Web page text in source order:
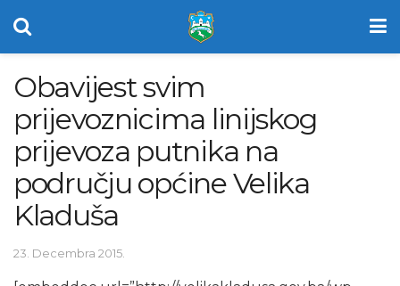
Obavijest svim
prijevoznicima linijskog
prijevoza putnika na
području općine Velika
Kladuša
23. Decembra 2015.